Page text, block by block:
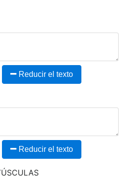
Reducir el texto
Reducir el texto